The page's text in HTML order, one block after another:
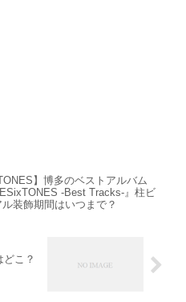
】博多のベストアルバム
-Best Tracks-』柱ビ
ル装飾期間はいつまで？
こ？